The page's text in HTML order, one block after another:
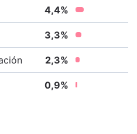
4,4%
3,3%
2,3%
0,9%